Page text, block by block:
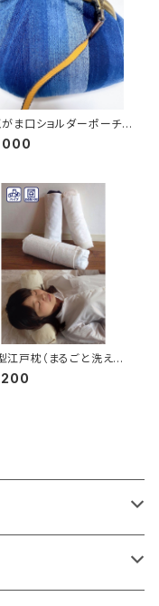
がま口ショルダーポーチ】
材が可愛い
江戸枕（まるごと洗える
:パイプ